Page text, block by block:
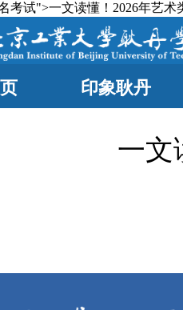
考试">一文读懂！2026年艺术
印象耿丹
一文